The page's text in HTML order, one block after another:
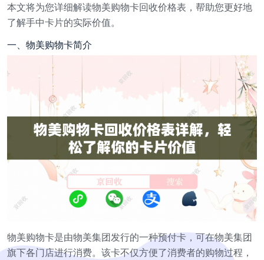
本文将为您详细解读物美购物卡回收价格表，帮助您更好地
了解手中卡片的实际价值。
一、物美购物卡简介
物美购物卡是由物美集团发行的一种预付卡，可在物美集团
旗下各门店进行消费。该卡不仅方便了消费者的购物过程，